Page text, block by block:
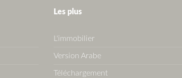
Les plus
L'immobilier
Version Arabe
Téléchargement